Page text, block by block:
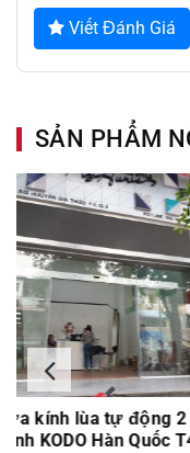
Viết Đánh Giá
SẢN PHẨM
Cửa cuốn Titadoor PM
501K